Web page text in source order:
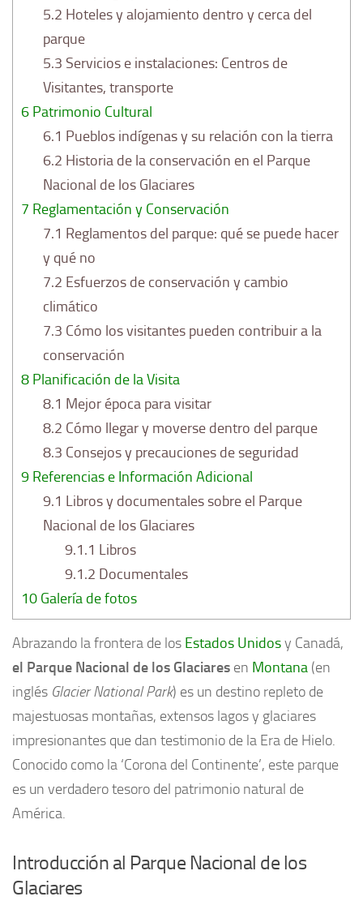
5.2 Hoteles y alojamiento dentro y cerca del
parque
5.3 Servicios e instalaciones: Centros de
Visitantes, transporte
6 Patrimonio Cultural
6.1 Pueblos indígenas y su relación con la tierra
6.2 Historia de la conservación en el Parque
Nacional de los Glaciares
7 Reglamentación y Conservación
7.1 Reglamentos del parque: qué se puede hacer
y qué no
7.2 Esfuerzos de conservación y cambio
climático
7.3 Cómo los visitantes pueden contribuir a la
conservación
8 Planificación de la Visita
8.1 Mejor época para visitar
8.2 Cómo llegar y moverse dentro del parque
8.3 Consejos y precauciones de seguridad
9 Referencias e Información Adicional
9.1 Libros y documentales sobre el Parque
Nacional de los Glaciares
9.1.1 Libros
9.1.2 Documentales
10 Galería de fotos
Abrazando la frontera de los Estados Unidosy Canadá,
el Parque Nacional de los Glaciares en Montana (en
inglés Glacier National Park) es un destino repleto de
majestuosas montañas, extensos lagos y glaciares
impresionantes que dan testimonio de la Era de Hielo.
Conocido como la ‘Corona del Continente’, este parque
es un verdadero tesoro del patrimonio natural de
América.
Introducción al Parque Nacional de los
Glaciares